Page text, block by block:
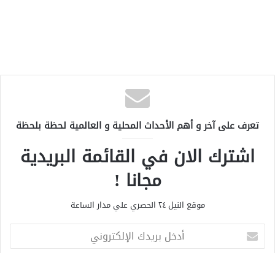
تعرف على آخر و أهم الأحداث المحلية و العالمية لحظة بلحظة
اشترك الان في القائمة البريدية
مجانا !
موقع النيل ٢٤ الحصري علي مدار الساعة